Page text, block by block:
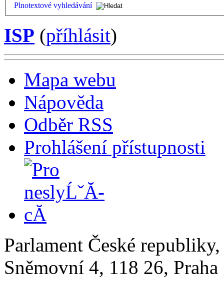
Plnotextové vyhledávání
ISP (příhlásit)
Mapa webu
Nápověda
Odběr RSS
Prohlášení přístupnosti
Parlament České
Sněmovní 4, 118 26,